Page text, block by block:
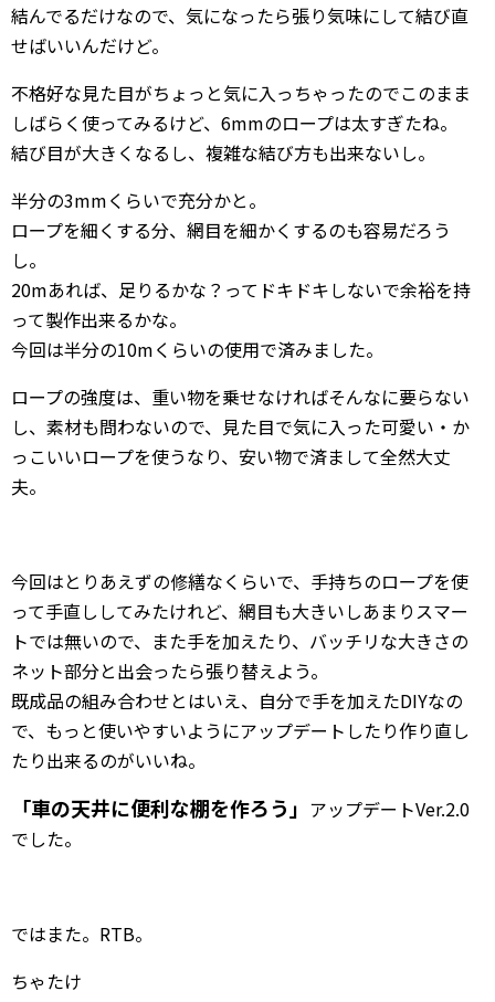
結んでるだけなので、気になったら張り気味にして結び直
せばいいんだけど。
不格好な見た目がちょっと気に入っちゃったのでこのまま
しばらく使ってみるけど、6mmのロープは太すぎたね。
結び目が大きくなるし、複雑な結び方も出来ないし。
半分の3mmくらいで充分かと。
ロープを細くする分、網目を細かくするのも容易だろう
し。
20mあれば、足りるかな？ってドキドキしないで余裕を持
って製作出来るかな。
今回は半分の10mくらいの使用で済みました。
ロープの強度は、重い物を乗せなければそんなに要らない
し、素材も問わないので、見た目で気に入った可愛い・か
っこいいロープを使うなり、安い物で済まして全然大丈
夫。
今回はとりあえずの修繕なくらいで、手持ちのロープを使
って手直ししてみたけれど、網目も大きいしあまりスマー
トでは無いので、また手を加えたり、バッチリな大きさの
ネット部分と出会ったら張り替えよう。
既成品の組み合わせとはいえ、自分で手を加えたDIYなの
で、もっと使いやすいようにアップデートしたり作り直し
たり出来るのがいいね。
「車の天井に便利な棚を作ろう」 アップデートVer.2.0
でした。
ではまた。RTB。
ちゃたけ